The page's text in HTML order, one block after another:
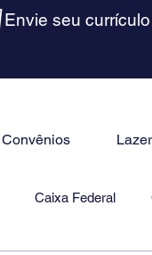
Envie seu currículo
Convênios Lazer
Caixa Federal